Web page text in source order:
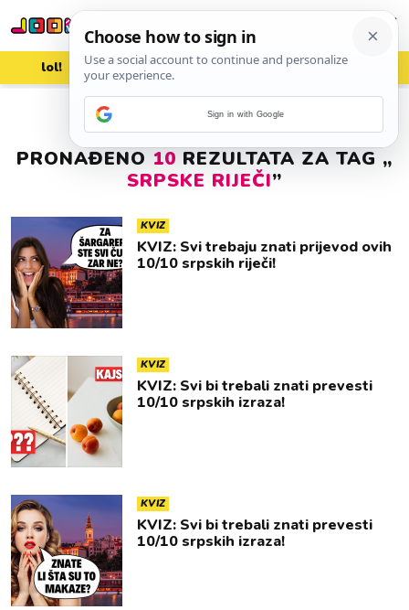
lol! aww vrh! woot?!
PRONAĐENO 10 REZULTATA ZA TAG „
SRPSKE RIJEČI”
KVIZ
KVIZ: Svi trebaju znati prijevod ovih
10/10 srpskih riječi!
KVIZ
KVIZ: Svi bi trebali znati prevesti
10/10 srpskih izraza!
KVIZ
KVIZ: Svi bi trebali znati prevesti
10/10 srpskih izraza!
Sign in with Google